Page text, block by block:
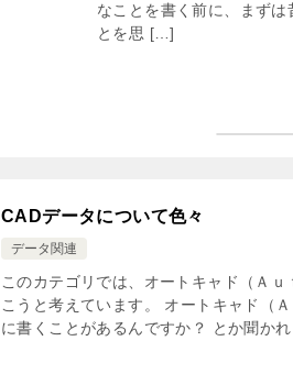
なことを書く前に、まず
とを思 […]
CADデータについて色々
データ関連
このカテゴリでは、オートキャド（Ａ
こうと考えています。 オートキャド（
に書くことがあるんですか？ とか聞か